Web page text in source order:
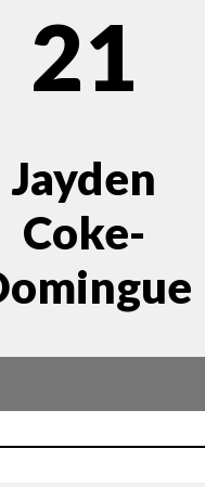
21
Jayden
Coke-